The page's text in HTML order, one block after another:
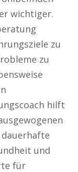
wichtiger.
zu
zu
hilft
und
für